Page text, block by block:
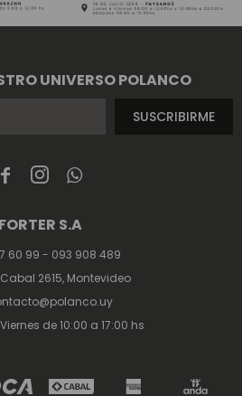
  
FORTER S.A
60 99 - 093 908 489
2615, Montevideo
de 10:00 a 17:00 hs
UNIVERSO POLANCO
SUSCRIBIRME